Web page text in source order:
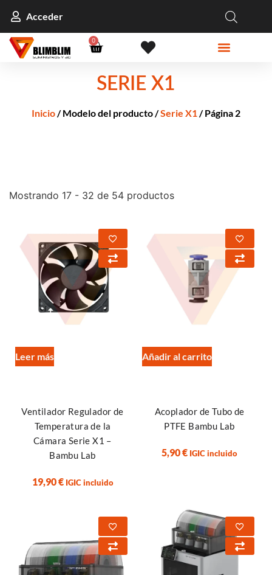
Acceder
0
SERIE X1
Inicio/ Modelo del producto /Serie X1/ Página 2
Mostrando 17 - 32 de 54 productos
Leer más
Ventilador Regulador de
Temperatura de la
Cámara Serie X1 –
Bambu Lab
19,90€ IGIC incluido
Añadir al carrito
Acoplador de Tubo de
PTFE Bambu Lab
5,90€ IGIC incluido